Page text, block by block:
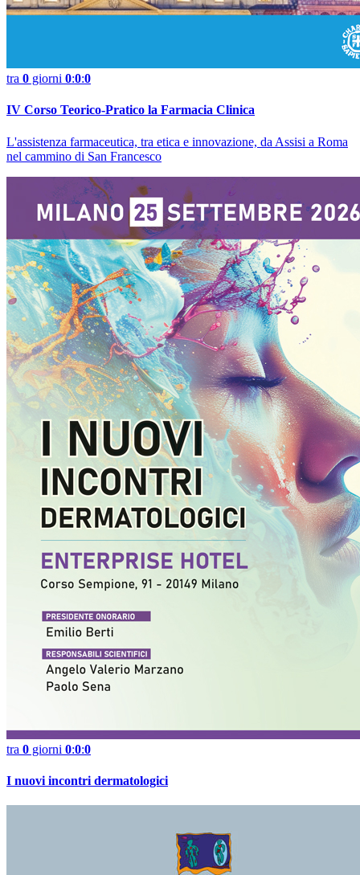
tra 0 giorni 0:0:0
IV Corso Teorico-Pratico la Farmacia Clinica
L'assistenza farmaceutica, tra etica e innovazione, da Assisi a Roma
nel cammino di San Francesco
tra 0 giorni 0:0:0
I nuovi incontri dermatologici